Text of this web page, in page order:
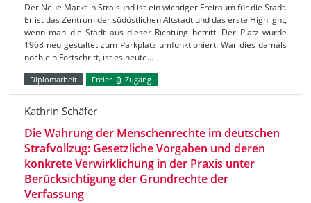
Der Neue Markt in Stralsund ist ein wichtiger Freiraum für die Stadt.
Er ist das Zentrum der südöstlichen Altstadt und das erste Highlight,
wenn man die Stadt aus dieser Richtung betritt. Der Platz wurde
1968 neu gestaltet zum Parkplatz umfunktioniert. War dies damals
noch ein Fortschritt, ist es heute…
Diplomarbeit Freier Zugang
Kathrin Schäfer
Die Wahrung der Menschenrechte im deutschen
Strafvollzug: Gesetzliche Vorgaben und deren
konkrete Verwirklichung in der Praxis unter
Berücksichtigung der Grundrechte der
Verfassung